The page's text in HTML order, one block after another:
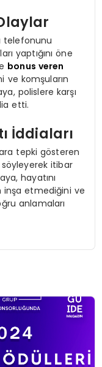
telefonunu
yaptığını öne
bonus veren
ve komşuların
polislere karşı
etti.
İddiaları
tepki gösteren
söyleyerek itibar
hayatını
inşa etmediğini ve
anlamaları